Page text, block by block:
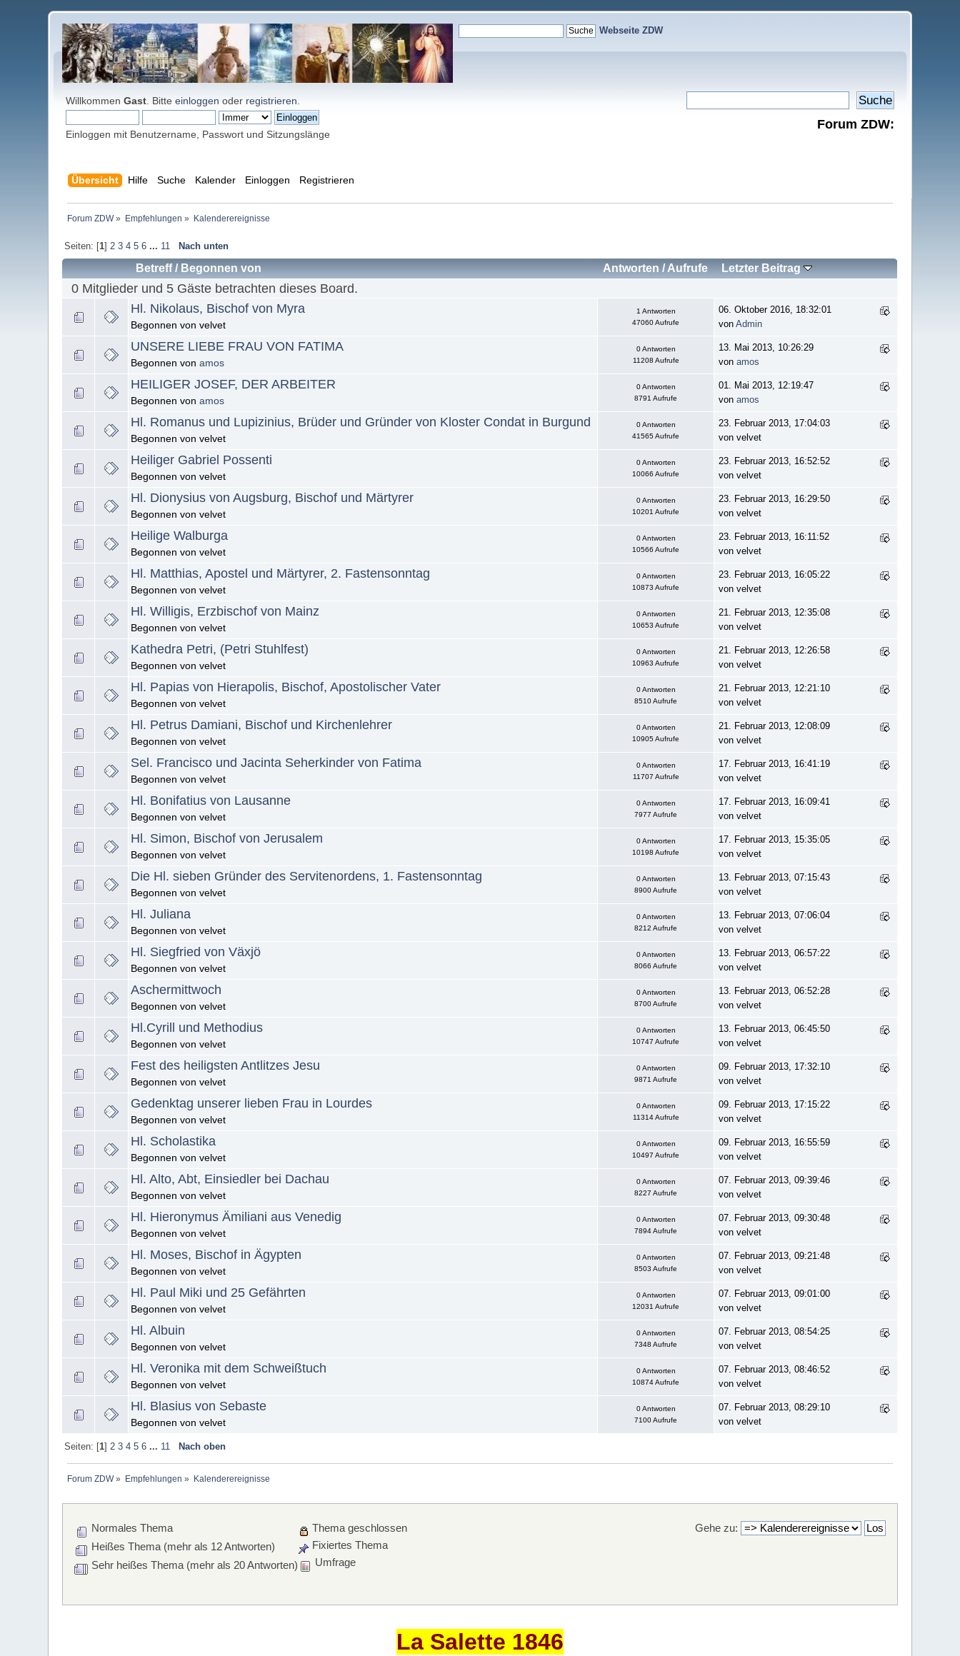
Webseite ZDW
WillkommenGast . Bitteeinloggen oder registrieren
Einloggen mit Benutzername, Passwort und Sitzungslänge
Forum ZDW:
Übersicht Hilfe Suche Kalender Einloggen Registrieren
Forum ZDW» Empfehlungen » Kalenderereignisse
Seiten: [1] 2 3 4 5 6 ... 11 Nach unten
Betreff/ Begonnen von Antworten /Aufrufe Letzter Beitrag
0 Mitglieder und 5 Gäste betrachten dieses Board.
Hl. Nikolaus, Bischof von Myra
Begonnen von velvet
1 Antworten
47060 Aufrufe
06. Oktober 2016, 18:32:01
vonAdmin
UNSERE LIEBE FRAU VON FATIMA
Begonnen vonamos
0 Antworten
11208 Aufrufe
13. Mai 2013, 10:26:29
vonamos
HEILIGER JOSEF, DER ARBEITER
Begonnen vonamos
0 Antworten
8791 Aufrufe
01. Mai 2013, 12:19:47
vonamos
Hl. Romanus und Lupizinius, Brüder und Gründer von Kloster Condat in Burgund
Begonnen von velvet
0 Antworten
41565 Aufrufe
23. Februar 2013, 17:04:03
von velvet
Heiliger Gabriel Possenti
Begonnen von velvet
0 Antworten
10066 Aufrufe
23. Februar 2013, 16:52:52
von velvet
Hl. Dionysius von Augsburg, Bischof und Märtyrer
Begonnen von velvet
0 Antworten
10201 Aufrufe
23. Februar 2013, 16:29:50
von velvet
Heilige Walburga
Begonnen von velvet
0 Antworten
10566 Aufrufe
23. Februar 2013, 16:11:52
von velvet
Hl. Matthias, Apostel und Märtyrer, 2. Fastensonntag
Begonnen von velvet
0 Antworten
10873 Aufrufe
23. Februar 2013, 16:05:22
von velvet
Hl. Willigis, Erzbischof von Mainz
Begonnen von velvet
0 Antworten
10653 Aufrufe
21. Februar 2013, 12:35:08
von velvet
Kathedra Petri, (Petri Stuhlfest)
Begonnen von velvet
0 Antworten
10963 Aufrufe
21. Februar 2013, 12:26:58
von velvet
Hl. Papias von Hierapolis, Bischof, Apostolischer Vater
Begonnen von velvet
0 Antworten
8510 Aufrufe
21. Februar 2013, 12:21:10
von velvet
Hl. Petrus Damiani, Bischof und Kirchenlehrer
Begonnen von velvet
0 Antworten
10905 Aufrufe
21. Februar 2013, 12:08:09
von velvet
Sel. Francisco und Jacinta Seherkinder von Fatima
Begonnen von velvet
0 Antworten
11707 Aufrufe
17. Februar 2013, 16:41:19
von velvet
Hl. Bonifatius von Lausanne
Begonnen von velvet
0 Antworten
7977 Aufrufe
17. Februar 2013, 16:09:41
von velvet
Hl. Simon, Bischof von Jerusalem
Begonnen von velvet
0 Antworten
10198 Aufrufe
17. Februar 2013, 15:35:05
von velvet
Die Hl. sieben Gründer des Servitenordens, 1. Fastensonntag
Begonnen von velvet
0 Antworten
8900 Aufrufe
13. Februar 2013, 07:15:43
von velvet
Hl. Juliana
Begonnen von velvet
0 Antworten
8212 Aufrufe
13. Februar 2013, 07:06:04
von velvet
Hl. Siegfried von Växjö
Begonnen von velvet
0 Antworten
8066 Aufrufe
13. Februar 2013, 06:57:22
von velvet
Aschermittwoch
Begonnen von velvet
0 Antworten
8700 Aufrufe
13. Februar 2013, 06:52:28
von velvet
Hl.Cyrill und Methodius
Begonnen von velvet
0 Antworten
10747 Aufrufe
13. Februar 2013, 06:45:50
von velvet
Fest des heiligsten Antlitzes Jesu
Begonnen von velvet
0 Antworten
9871 Aufrufe
09. Februar 2013, 17:32:10
von velvet
Gedenktag unserer lieben Frau in Lourdes
Begonnen von velvet
0 Antworten
11314 Aufrufe
09. Februar 2013, 17:15:22
von velvet
Hl. Scholastika
Begonnen von velvet
0 Antworten
10497 Aufrufe
09. Februar 2013, 16:55:59
von velvet
Hl. Alto, Abt, Einsiedler bei Dachau
Begonnen von velvet
0 Antworten
8227 Aufrufe
07. Februar 2013, 09:39:46
von velvet
Hl. Hieronymus Ämiliani aus Venedig
Begonnen von velvet
0 Antworten
7894 Aufrufe
07. Februar 2013, 09:30:48
von velvet
Hl. Moses, Bischof in Ägypten
Begonnen von velvet
0 Antworten
8503 Aufrufe
07. Februar 2013, 09:21:48
von velvet
Hl. Paul Miki und 25 Gefährten
Begonnen von velvet
0 Antworten
12031 Aufrufe
07. Februar 2013, 09:01:00
von velvet
Hl. Albuin
Begonnen von velvet
0 Antworten
7348 Aufrufe
07. Februar 2013, 08:54:25
von velvet
Hl. Veronika mit dem Schweißtuch
Begonnen von velvet
0 Antworten
10874 Aufrufe
07. Februar 2013, 08:46:52
von velvet
Hl. Blasius von Sebaste
Begonnen von velvet
0 Antworten
7100 Aufrufe
07. Februar 2013, 08:29:10
von velvet
Seiten: [1] 2 3 4 5 6 ... 11 Nach oben
Forum ZDW» Empfehlungen » Kalenderereignisse
Gehe zu:
Normales Thema
Heißes Thema (mehr als 12 Antworten)
Sehr heißes Thema (mehr als 20 Antworten)
Thema geschlossen
Fixiertes Thema
Umfrage
La Salette 1846